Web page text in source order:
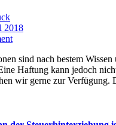
2018
sind nach bestem Wissen
Haftung kann jedoch
wir gerne zur